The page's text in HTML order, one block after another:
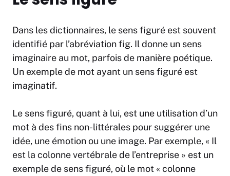
Dans les dictionnaires, le sens figuré est souvent
identifié par l’abréviation fig. Il donne un sens
imaginaire au mot, parfois de manière poétique.
Un exemple de mot ayant un sens figuré est
imaginatif.
Le sens figuré, quant à lui, est une utilisation d’un
mot à des fins non-littérales pour suggérer une
idée, une émotion ou une image. Par exemple, « Il
est la colonne vertébrale de l’entreprise » est un
exemple de sens figuré, où le mot « colonne